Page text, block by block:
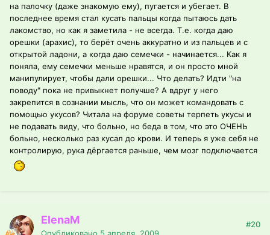
на палочку (даже знакомую ему), пугается и убегает. В
последнее время стал кусать пальцы когда пытаюсь дать
лакомство, но как я заметила - не всегда. Т.е. когда даю
орешки (арахис), то берёт очень аккуратно и из пальцев и с
открытой ладони, а когда даю семечки - начинается... Как я
поняла, ему семечки меньше нравятся, и он просто мной
манипулирует, чтобы дали орешки... Что делать? Идти "на
поводу" пока не привыкнет получше? А вдруг у него
закрепится в сознании мысль, что он может командовать с
помощью укусов? Читала на форуме советы терпеть укусы и
не подавать виду, что больно, но беда в том, что это ОЧЕНЬ
больно, несколько раз кусал до крови. И теперь я уже себя не
контролирую, рука дёргается раньше, чем мозг подключается
ElenaM #20